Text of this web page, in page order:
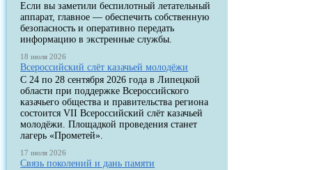
Если вы заметили беспилотный летательный
аппарат, главное — обеспечить собственную
безопасность и оперативно передать
информацию в экстренные службы.
18 июля 2026
Всероссийский слёт казачьей молодёжи
С 24 по 28 сентября 2026 года в Липецкой
области при поддержке Всероссийского
казачьего общества и правительства региона
состоится VII Всероссийский слёт казачьей
молодёжи. Площадкой проведения станет
лагерь «Прометей».
17 июля 2026
Связь поколений и дань памяти